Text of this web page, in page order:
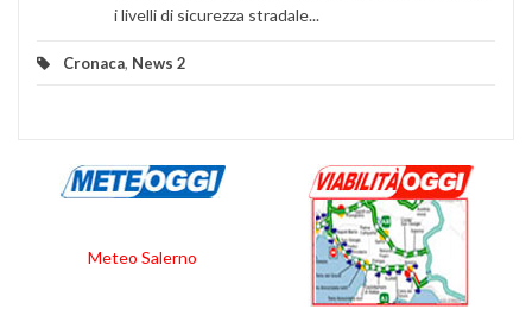
i livelli di sicurezza stradale...
Cronaca, News 2
Meteo Salerno